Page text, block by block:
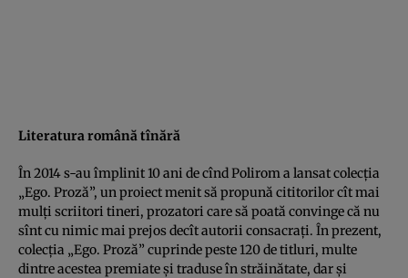
Literatura română tînără
În 2014 s-au împlinit 10 ani de cînd Polirom a lansat colecţia
„Ego. Proză”, un proiect menit să propună cititorilor cît mai
mulţi scriitori tineri, prozatori care să poată convinge că nu
sînt cu nimic mai prejos decît autorii consacraţi. În prezent,
colecţia „Ego. Proză” cuprinde peste 120 de titluri, multe
dintre acestea premiate şi traduse în străinătate, dar şi